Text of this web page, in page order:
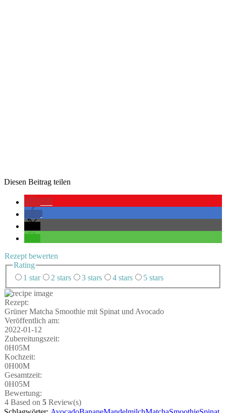
Die­sen Bei­trag teilen
Rezept bewer­ten
Rating
1 star
2 stars 3 stars 4 stars 5 stars
Rezept:
Grü­ner Matcha Smoothie mit Spi­nat und Avocado
Ver­öf­fent­lich am:
2022-01-12
Zube­rei­tungs­zeit:
0H05M
Koch­zeit:
0H00M
Gesamt­zeit:
0H05M
Bewer­tung:
4 Based on 5 Review(s)